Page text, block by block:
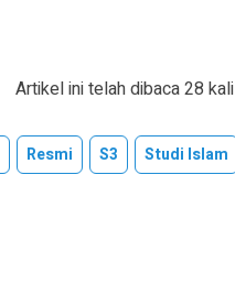
Artikel ini telah dibaca 28 kali
Resmi S3 Studi Islam